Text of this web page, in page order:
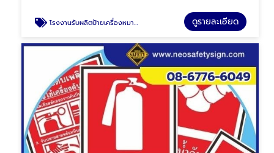
โรงงานรับผลิตป้ายเครื่องหมายห้าม ดูรายละเอียด